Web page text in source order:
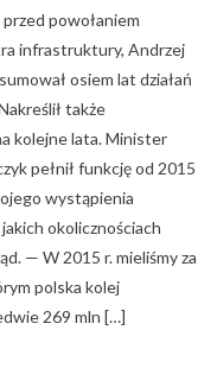
powołaniem
infrastruktury, Andrzej
osiem lat działań
także
kolejne lata. Minister
pełnił funkcję od 2015
wystąpienia
okolicznościach
— W 2015 r. mieliśmy za
polska kolej
269 mln […]